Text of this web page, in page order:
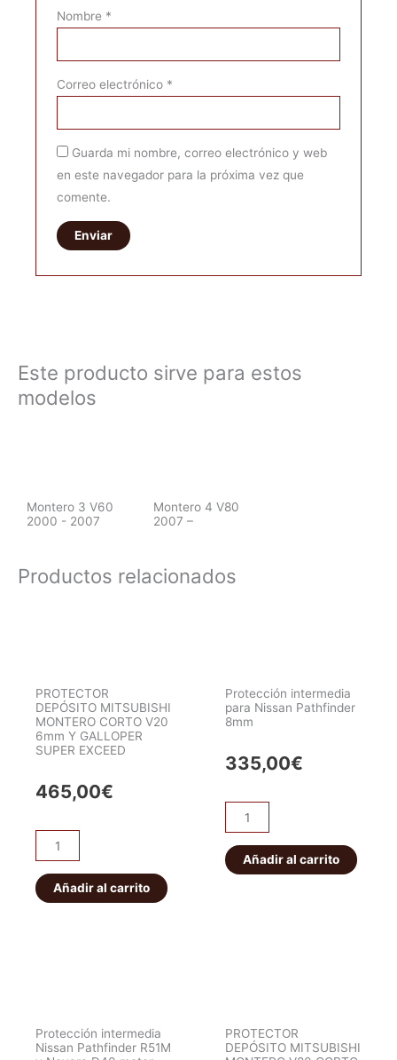
Nombre *
Correo electrónico *
Guarda mi nombre, correo electrónico y web
en este navegador para la próxima vez que
comente.
Este producto sirve para estos
modelos
Montero 3 V60
2000 - 2007
Montero 4 V80
2007 –
Productos relacionados
PROTECTOR
DEPÓSITO MITSUBISHI
MONTERO CORTO V20
6mm Y GALLOPER
SUPER EXCEED
465,00€
PROTECTOR
DEPÓSITO
MITSUBISHI
MONTERO
SUPER
Añadir al carrito
Protección intermedia
para Nissan Pathfinder
8mm
335,00€
Protección
intermedia
para
Nissan
Añadir al carrito
Protección intermedia
Nissan Pathfinder R51M
PROTECTOR
DEPÓSITO MITSUBISHI